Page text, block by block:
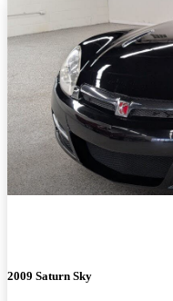
2009 Saturn Sky